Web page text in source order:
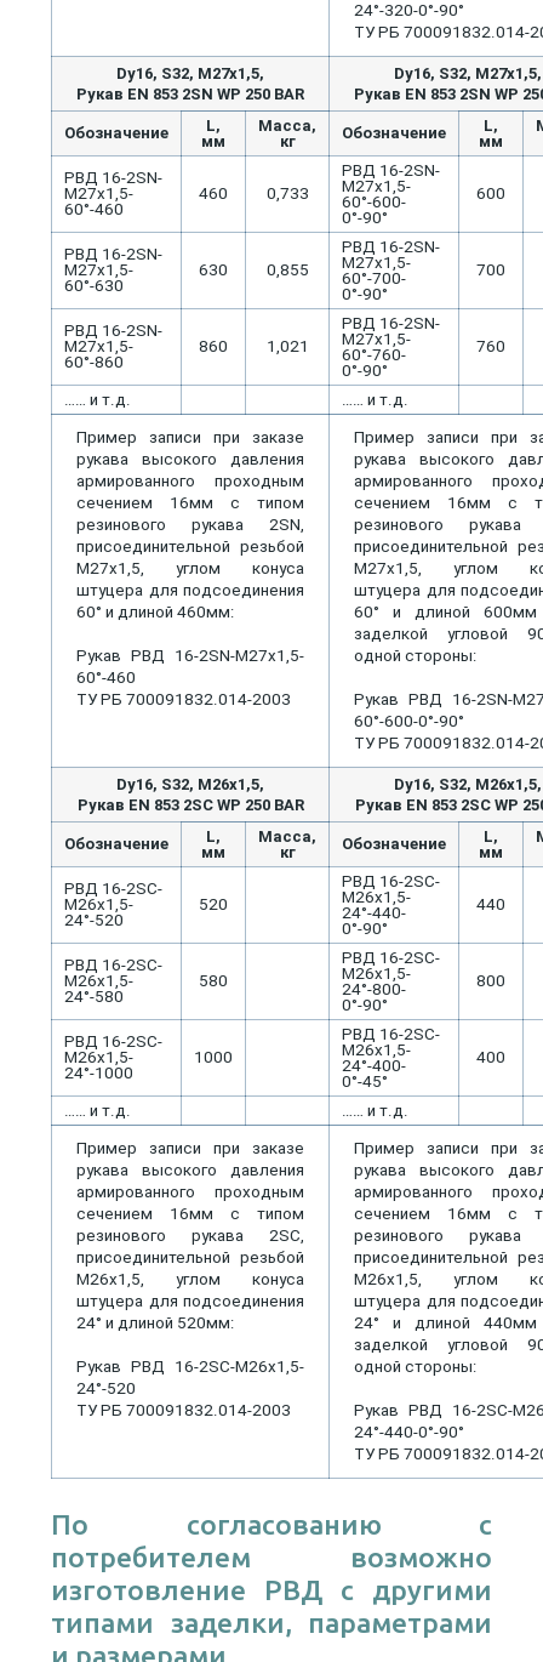
24°-320-0°-90°
ТУ РБ 700091832.014-
Dу16, S32, M27x1,5,
Рукав EN 853 2SN WP 250 BAR
Dу16, S32, M27x1,5,
Рукав EN 853 2SN WP
Обозначение
L,
мм
Масса,
кг
Обозначение
L,
мм
РВД 16-2SN-
М27х1,5-
60°-460
460 0,733
РВД 16-2SN-
М27х1,5-
60°-600-
0°-90°
600
РВД 16-2SN-
М27х1,5-
60°-630
630 0,855
РВД 16-2SN-
М27х1,5-
60°-700-
0°-90°
700
РВД 16-2SN-
М27х1,5-
60°-860
860 1,021
РВД 16-2SN-
М27х1,5-
60°-760-
0°-90°
760
…… и т.д. …… и т.д.
Пример записи при заказе
рукава высокого давления
армированного проходным
сечением 16мм с типом
резинового рукава 2SN,
присоединительной резьбой
М27х1,5, углом конуса
штуцера для подсоединения
60° и длиной 460мм:
Рукав РВД 16-2SN-М27х1,5-
60°-460
ТУ РБ 700091832.014-2003
Пример записи при
рукава высокого
армированного
сечением 16мм с
резинового рукава
присоединительной
М27х1,5, углом
штуцера для
60° и длиной
заделкой угловой
одной стороны:
Рукав РВД 16-2SN-
60°-600-0°-90°
ТУ РБ 700091832.014-
Dу16, S32, M26x1,5,
Рукав EN 853 2SC WP 250 BAR
Dу16, S32, M26x1,5,
Рукав EN 853 2SC WP
Обозначение
L,
мм
Масса,
кг
Обозначение
L,
мм
РВД 16-2SC-
М26х1,5-
24°-520
520
РВД 16-2SC-
М26х1,5-
24°-440-
0°-90°
440
РВД 16-2SC-
М26х1,5-
24°-580
580
РВД 16-2SC-
М26х1,5-
24°-800-
0°-90°
800
РВД 16-2SC-
М26х1,5-
24°-1000
1000
РВД 16-2SC-
М26х1,5-
24°-400-
0°-45°
400
…… и т.д. …… и т.д.
Пример записи при заказе
рукава высокого давления
армированного проходным
сечением 16мм с типом
резинового рукава 2SC,
присоединительной резьбой
М26х1,5, углом конуса
штуцера для подсоединения
24° и длиной 520мм:
Рукав РВД 16-2SC-М26х1,5-
24°-520
ТУ РБ 700091832.014-2003
Пример записи при
рукава высокого
армированного
сечением 16мм с
резинового рукава
присоединительной
М26х1,5, углом
штуцера для
24° и длиной
заделкой угловой
одной стороны:
Рукав РВД 16-2SC-
24°-440-0°-90°
ТУ РБ 700091832.014-
По согласованию с
потребителем возможно
изготовление РВД с другими
типами заделки, параметрами
и размерами.